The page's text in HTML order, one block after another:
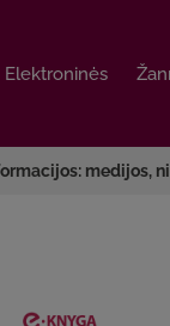
Elektroninės
Elektroninės
medijos,